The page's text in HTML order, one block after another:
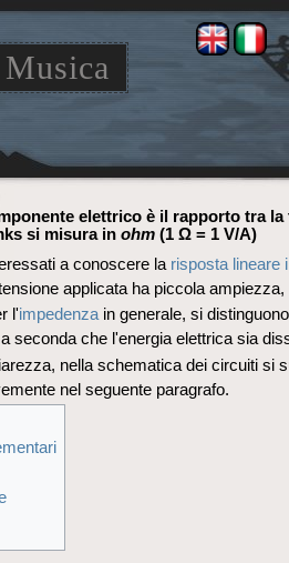
elettrico è il rapporto tra
si misura in ohm (1 Ω = 1 V/A)
a conoscere la risposta lineare
applicata ha piccola
l'impedenzain generale, si
seconda che l'energia elettrica sia
nella schematica dei circuiti si
nel seguente paragrafo.